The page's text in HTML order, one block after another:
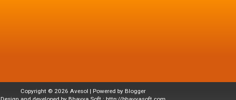
Copyright © 2026 Avesol | Powered by Blogger